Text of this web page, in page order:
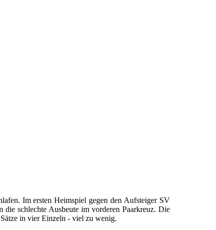
Im ersten Heimspiel gegen den Aufsteiger SV
schlechte Ausbeute im vorderen Paarkreuz. Die
in vier Einzeln - viel zu wenig.